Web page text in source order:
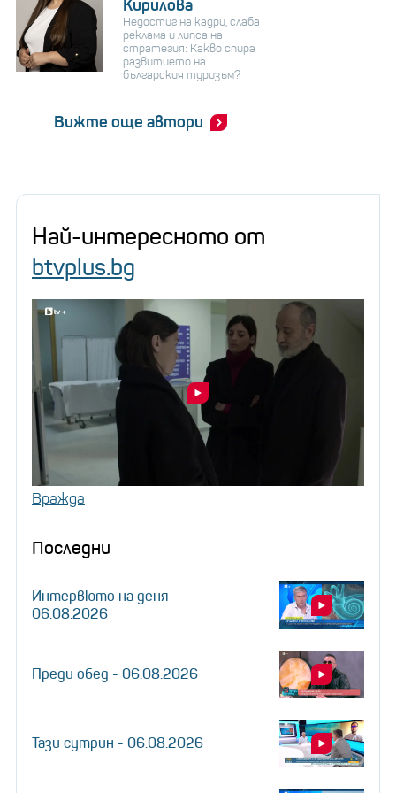
Кирилова
Недостиг на кадри, слаба
реклама и липса на
стратегия: Какво спира
развитието на
българския туризъм?
Вижте още автори
Най-интересното от
btvplus.bg
Вражда
Последни
Интервюто на деня -
06.08.2026
Преди обед - 06.08.2026
Тази сутрин - 06.08.2026